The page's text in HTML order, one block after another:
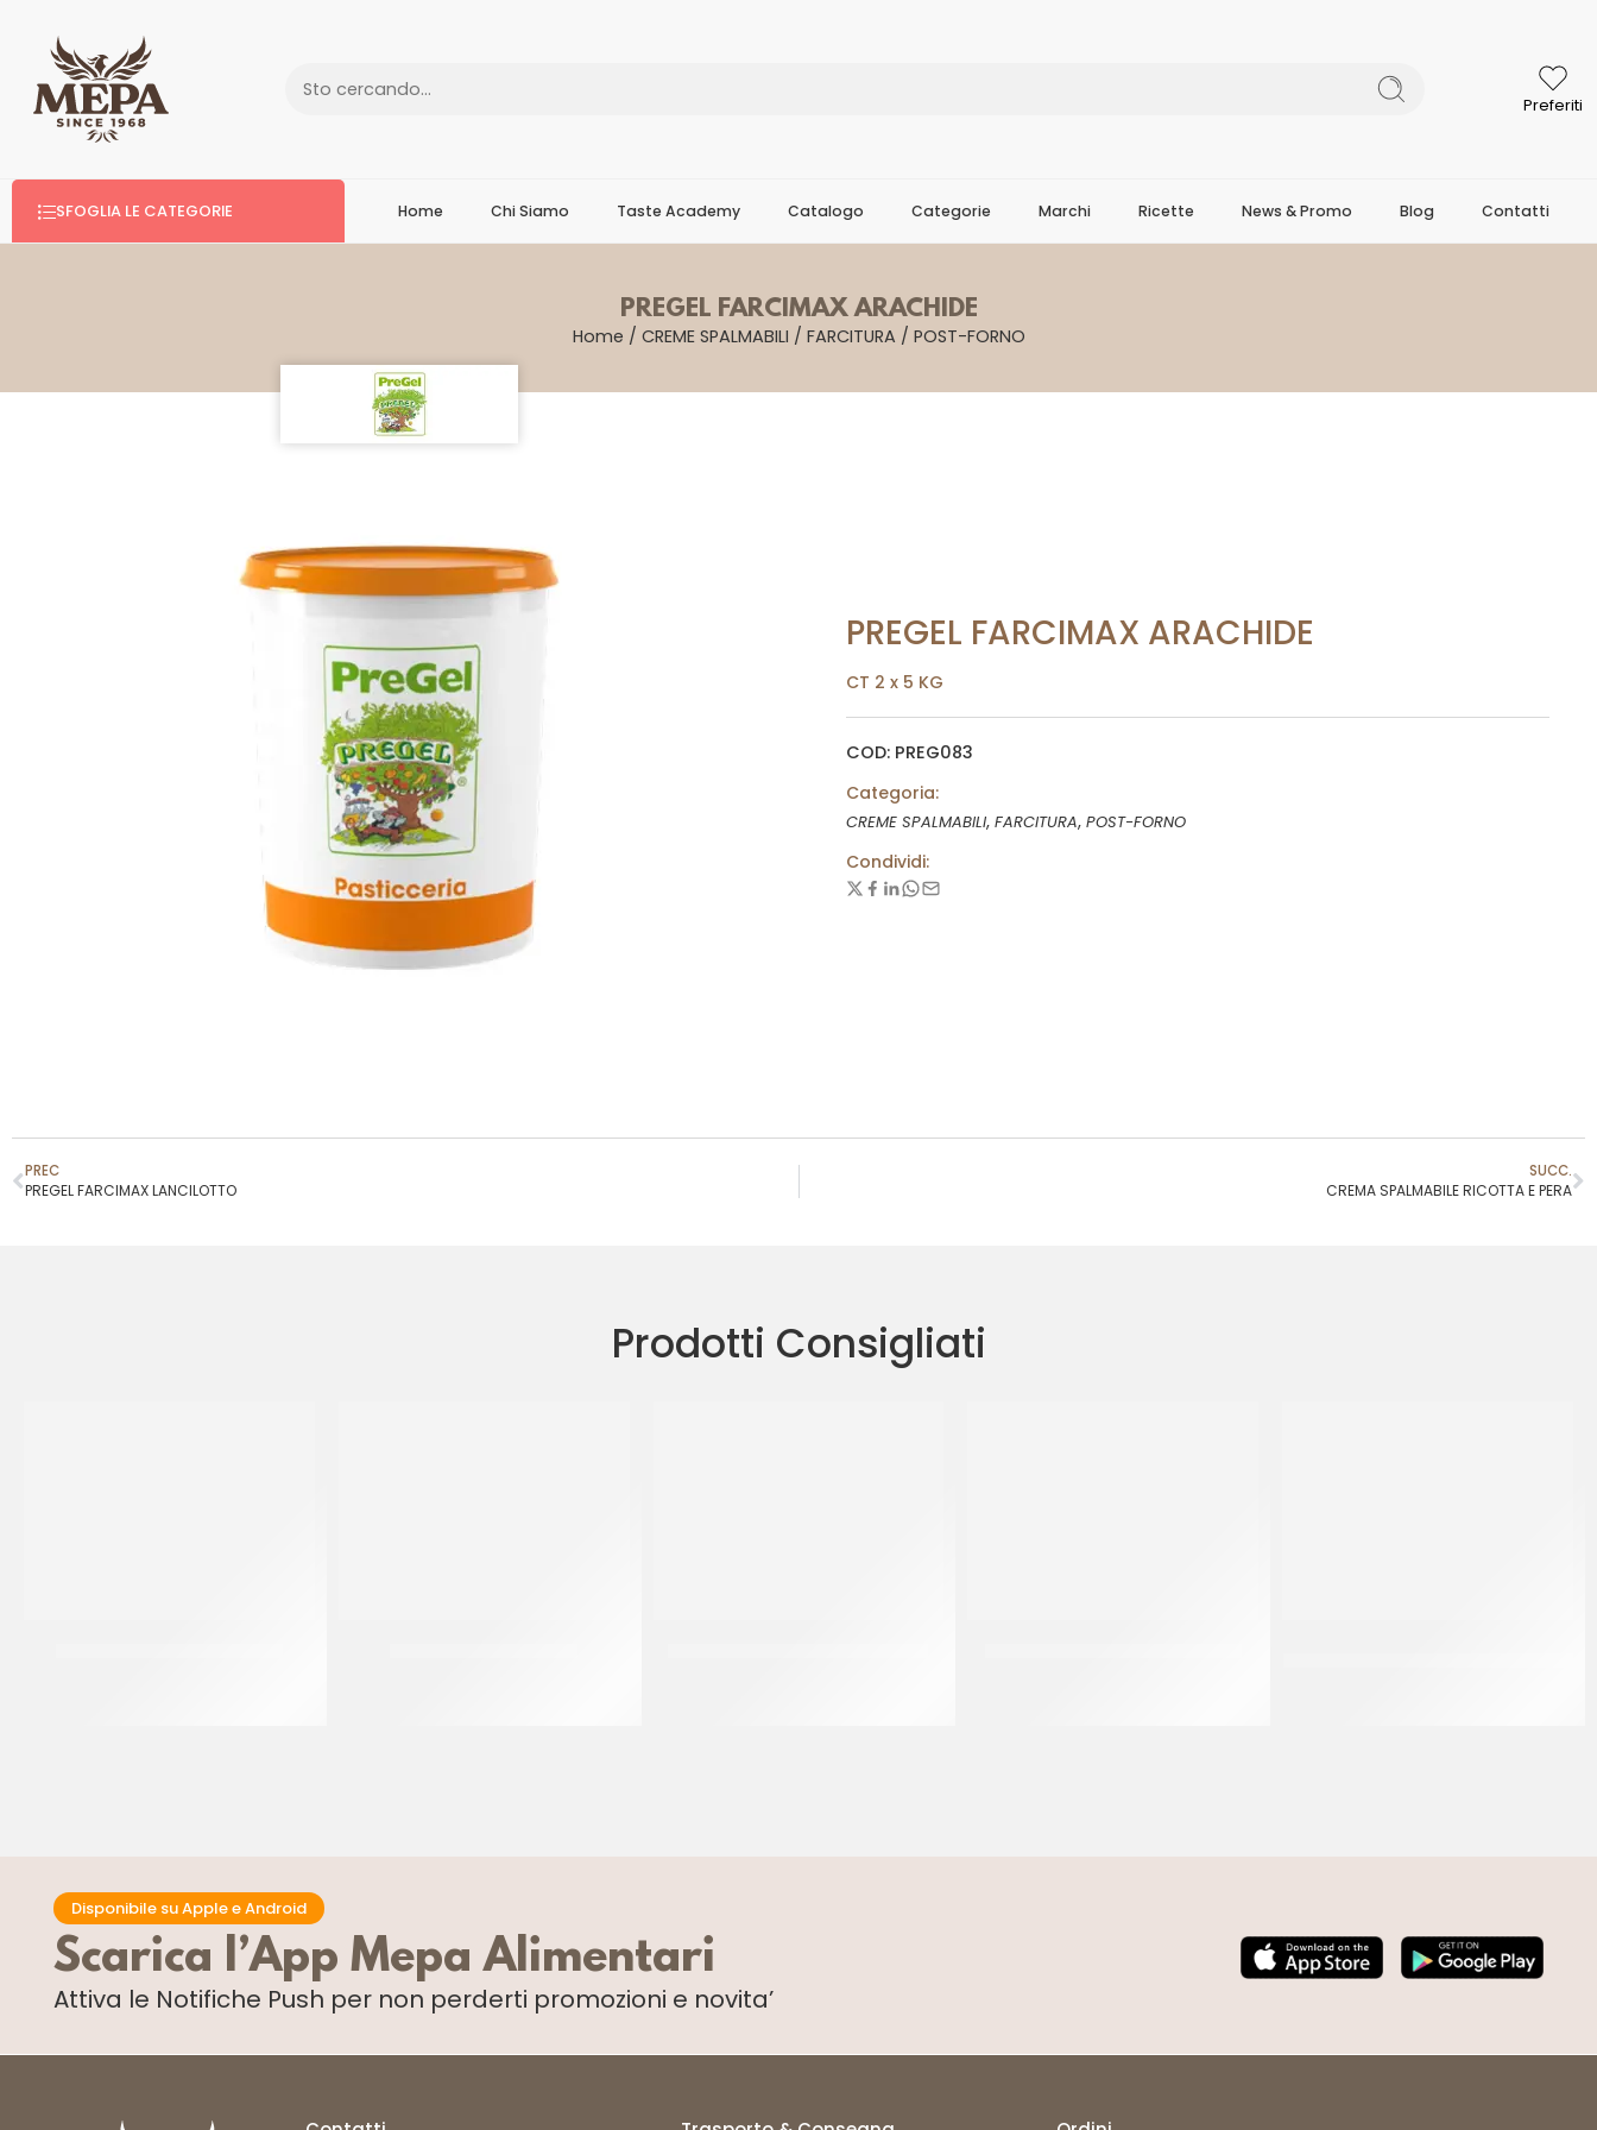
Preferiti
SFOGLIA LE CATEGORIE Home Chi Siamo Taste Academy Catalogo Categorie Marchi Ricette News & Promo Blog Contatti
PREGEL FARCIMAX ARACHIDE
Home / CREME SPALMABILI / FARCITURA / POST-FORNO
PREGEL FARCIMAX ARACHIDE
CT 2 x 5 KG
COD: PREG083
Categoria:
CREME SPALMABILI, FARCITURA, POST-FORNO
Condividi:
PREC
PREGEL FARCIMAX LANCILOTTO
SUCC.
CREMA SPALMABILE RICOTTA E PERA
Prodotti Consigliati
Disponibile su Apple e Android
Scarica l’App Mepa Alimentari
Attiva le Notifiche Push per non perderti promozioni e novita’